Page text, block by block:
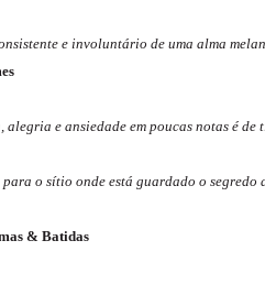
e involuntário de uma alma
e ansiedade em poucas notas é de
o sítio onde está guardado o segredo
& Batidas